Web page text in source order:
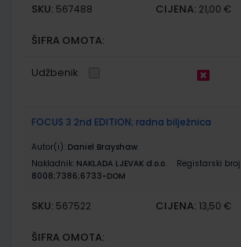
SKU: 567488 CIJENA: 21,00 €
ŠIFRA OMOTA:
Udžbenik
FOCUS 3 2nd EDITION; radna bilježnica
Autor(i): Daniel Brayshaw
Nakladnik: NAKLADA LJEVAK d.o.o.
Registarski
8008;7386;6733-DOM
SKU: 567522 CIJENA: 13,50 €
ŠIFRA OMOTA: